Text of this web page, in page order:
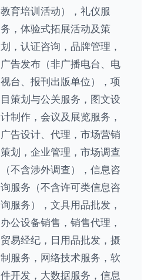
教育培训活动），礼仪服
务，体验式拓展活动及策
划，认证咨询，品牌管理，
广告发布（非广播电台、电
视台、报刊出版单位），项
目策划与公关服务，图文设
计制作，会议及展览服务，
广告设计、代理，市场营销
策划，企业管理，市场调查
（不含涉外调查），信息咨
询服务（不含许可类信息咨
询服务），文具用品批发，
办公设备销售，销售代理，
贸易经纪，日用品批发，摄
制服务，网络技术服务，软
件开发，大数据服务，信息